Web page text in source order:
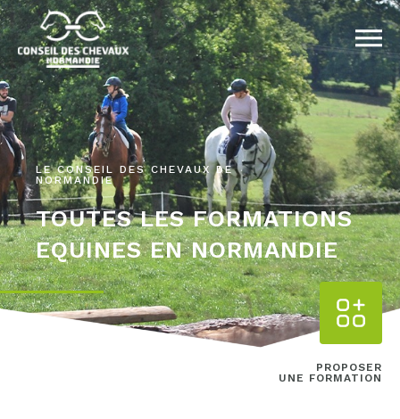
LE CONSEIL DES CHEVAUX DE
NORMANDIE
TOUTES LES FORMATIONS
EQUINES EN NORMANDIE
PROPOSER
UNE FORMATION